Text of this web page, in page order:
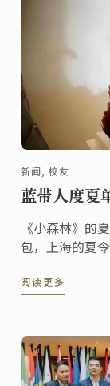
新闻, 校友
蓝带人度夏
《小森林》的
包，上海的夏
了这些精巧不
阅读更多